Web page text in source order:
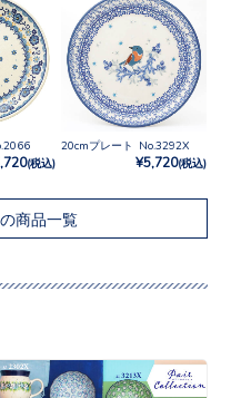
(税込)
20cmプレート No.3292X
¥5,720(税込)
商品一覧